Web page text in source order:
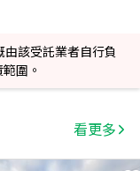
該受託業者自行負
圍。
看更多